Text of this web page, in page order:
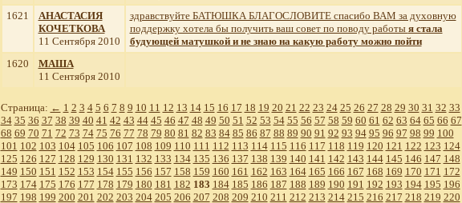
1621
АНАСТАСИЯ
КОЧЕТКОВА
11 Сентября 2010
здравствуйте БАТЮШКА БЛАГОСЛОВИТЕ спасибо ВАМ за духовную
поддержку хотела бы получить ваш совет по поводу работы я стала
будующей матушкой и не знаю на какую работу можно пойти
1620
МАША
11 Сентября 2010
Страница: ← 1 2 3 4 5 6 7 8 9 10 11 12 13 14 15 16 17 18 19 20 21 22 23 24 25 26 27 28 29 30 31 32 33
34 35 36 37 38 39 40 41 42 43 44 45 46 47 48 49 50 51 52 53 54 55 56 57 58 59 60 61 62 63 64 65 66 67
68 69 70 71 72 73 74 75 76 77 78 79 80 81 82 83 84 85 86 87 88 89 90 91 92 93 94 95 96 97 98 99 100
101 102 103 104 105 106 107 108 109 110 111 112 113 114 115 116 117 118 119 120 121 122 123 124
125 126 127 128 129 130 131 132 133 134 135 136 137 138 139 140 141 142 143 144 145 146 147 148
149 150 151 152 153 154 155 156 157 158 159 160 161 162 163 164 165 166 167 168 169 170 171 172
173 174 175 176 177 178 179 180 181 182 183 184 185 186 187 188 189 190 191 192 193 194 195 196
197 198 199 200 201 202 203 204 205 206 207 208 209 210 211 212 213 214 215 216 217 218 219 220